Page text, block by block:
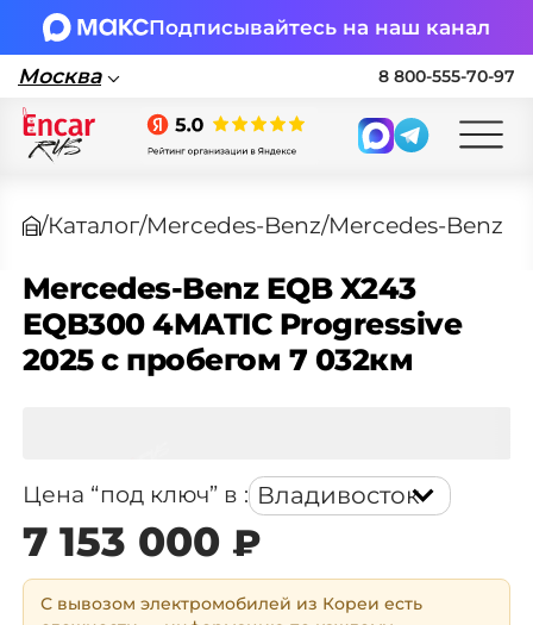
Подписывайтесь на наш канал
Москва
8 800-555-70-97
Поставка автомобилей в Россию по
🏎 Заявка на подбор авто
Оставить заявку на подбор авто
Каталог авто с Encar
/Каталог/Mercedes-Benz/Mercedes-Benz
Mercedes-Benz EQB X243
EQB300 4MATIC Progressive
2025 с пробегом 7 032км
Еще 18 фото
Цена “под ключ” в : Владивосток
7 153 000 ₽
С вывозом электромобилей из Кореи есть